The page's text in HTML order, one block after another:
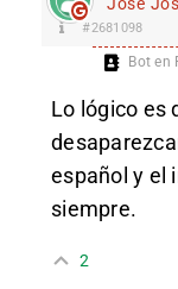
Jose
#2681098
Bot en
Lo lógico es
español y el
siempre.
2